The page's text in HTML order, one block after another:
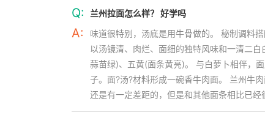
Q: 兰州拉面怎么样？ 好学吗
A:
味道很特别，汤底是用牛骨做的。 秘制调料
以汤镜清、肉烂、面细的独特风味和一清二
蒜苗绿)、五黄(面条黄亮)。 与白萝卜相伴，
子。面?汤?材料形成一碗香牛肉面。 兰州牛
还是有一定差距的，但是和其他面条相比已经